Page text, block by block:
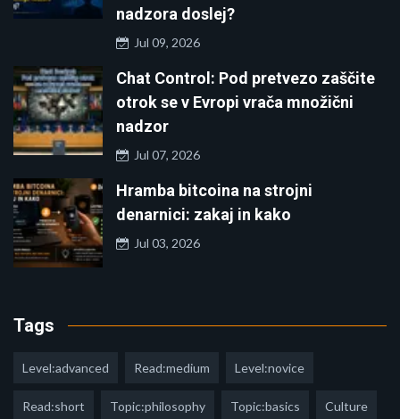
nadzora doslej?
Jul 09, 2026
Chat Control: Pod pretvezo zaščite
otrok se v Evropi vrača množični
nadzor
Jul 07, 2026
Hramba bitcoina na strojni
denarnici: zakaj in kako
Jul 03, 2026
Tags
Level:advanced Read:medium Level:novice
Read:short Topic:philosophy Topic:basics Culture